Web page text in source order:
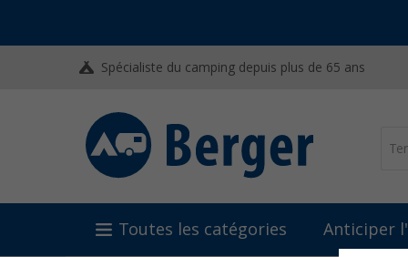
Spécialiste du camping depuis plus de 65 ans
Toutes les catégories Anticiper